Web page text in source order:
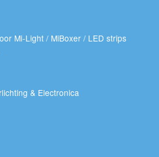
Mi-Light / MiBoxer / LED strips
& Electronica